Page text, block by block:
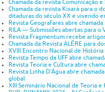
Chamada da revista Comunicação
Chamada da revista Kixará para o
ditaduras do século XX e vivendo
Revista Geografares abre
RILA — Submissões abertas para o
Revista Fragmentum recebe
Chamada da Revista ALĔRE para
XVIII Encontro Nacional de História
Revista Tempo da UFF abre
Revista Teoria e Cultura abre
Revista Linha D'Água abre
global
XIII Seminário Nacional de Teoria